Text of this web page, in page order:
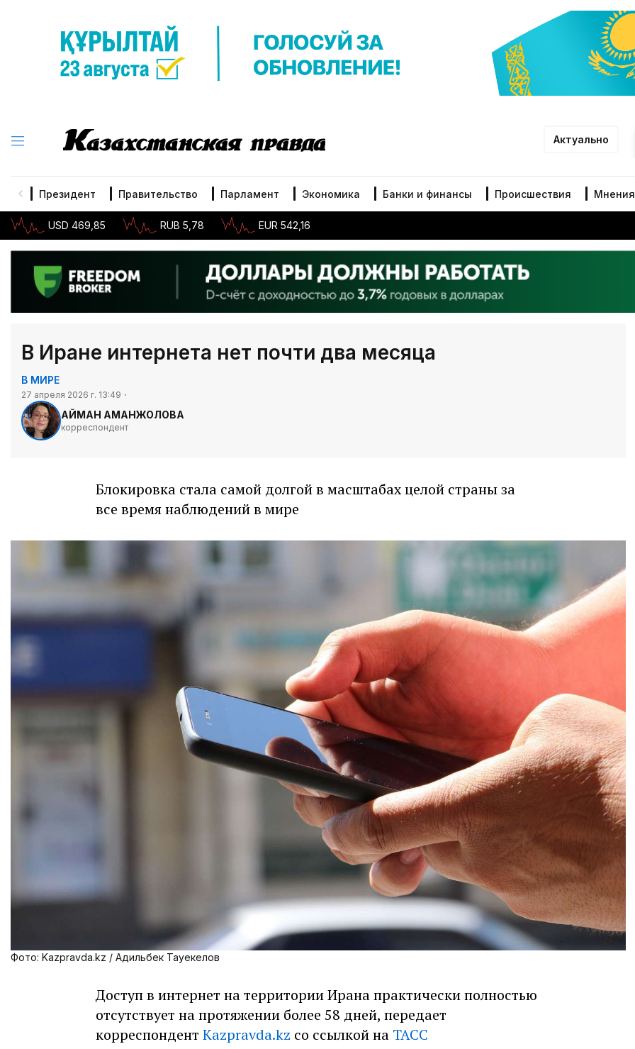
Актуально
Президент Правительство Парламент Экономика Банки и финансы Происшествия Мнения
USD 469,85 RUB 5,78 EUR 542,16
В Иране интернета нет почти два месяца
В МИРЕ
27 апреля 2026 г. 13:49
АЙМАН АМАНЖОЛОВА
корреспондент
Блокировка стала самой долгой в масштабах целой страны за
все время наблюдений в мире
Фото: Kazpravda.kz / Адильбек Тауекелов
Доступ в интернет на территории Ирана практически полностью
отсутствует на протяжении более 58 дней, передает
корреспондент Kazpravda.kz со ссылкой на ТАСС